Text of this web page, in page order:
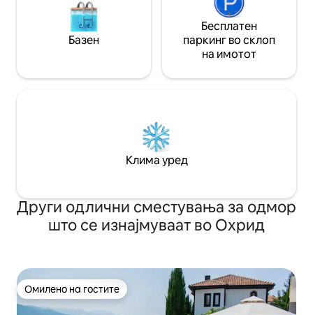
Базен
Бесплатен
паркинг во склоп
на имотот
Клима уред
Други одлични сместувања за одмор
што се изнајмуваат во Охрид
Омилено на гостите
Омилено на гостите